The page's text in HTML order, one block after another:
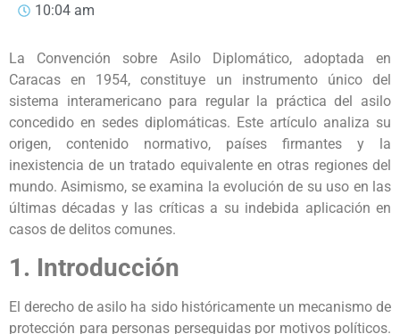
10:04 am
La Convención sobre Asilo Diplomático, adoptada en
Caracas en 1954, constituye un instrumento único del
sistema interamericano para regular la práctica del asilo
concedido en sedes diplomáticas. Este artículo analiza su
origen, contenido normativo, países firmantes y la
inexistencia de un tratado equivalente en otras regiones del
mundo. Asimismo, se examina la evolución de su uso en las
últimas décadas y las críticas a su indebida aplicación en
casos de delitos comunes.
1. Introducción
El derecho de asilo ha sido históricamente un mecanismo de
protección para personas perseguidas por motivos políticos.